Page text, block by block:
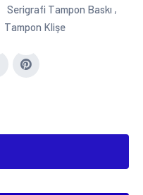
Serigrafi Tampon Baskı ,
Tampon Klişe